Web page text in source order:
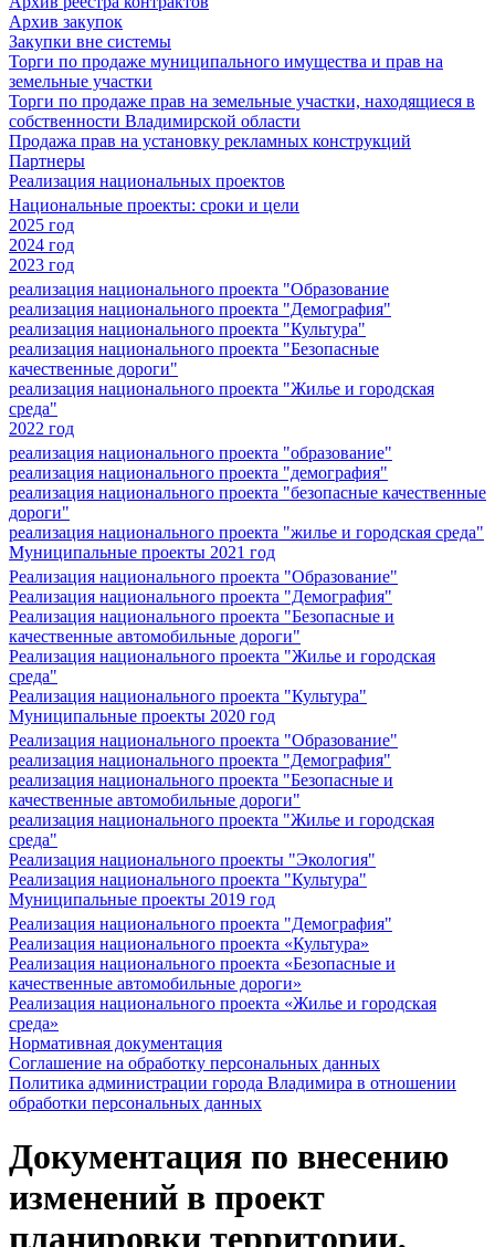
Архив закупок
Закупки вне системы
Торги по продаже муниципального имущества и прав на
земельные участки
Торги по продаже прав на земельные участки, находящиеся в
собственности Владимирской области
Продажа прав на установку рекламных конструкций
Партнеры
Реализация национальных проектов
Национальные проекты: сроки и цели
2025 год
2024 год
2023 год
реализация национального проекта "Образование
реализация национального проекта "Демография"
реализация национального проекта "Культура"
реализация национального проекта "Безопасные
качественные дороги"
реализация национального проекта "Жилье и городская
среда"
2022 год
реализация национального проекта "образование"
реализация национального проекта "демография"
реализация национального проекта "безопасные качественные
дороги"
реализация национального проекта "жилье и городская среда"
Муниципальные проекты 2021 год
Реализация национального проекта "Образование"
Реализация национального проекта "Демография"
Реализация национального проекта "Безопасные и
качественные автомобильные дороги"
Реализация национального проекта "Жилье и городская
среда"
Реализация национального проекта "Культура"
Муниципальные проекты 2020 год
Реализация национального проекта "Образование"
реализация национального проекта "Демография"
реализация национального проекта "Безопасные и
качественные автомобильные дороги"
реализация национального проекта "Жилье и городская
среда"
Реализация национального проекты "Экология"
Реализация национального проекта "Культура"
Муниципальные проекты 2019 год
Реализация национального проекта "Демография"
Реализация национального проекта «Культура»
Реализация национального проекта «Безопасные и
качественные автомобильные дороги»
Реализация национального проекта «Жилье и городская
среда»
Нормативная документация
Соглашение на обработку персональных данных
Политика администрации города Владимира в отношении
обработки персональных данных
Документация по внесению
изменений в проект
планировки территории,